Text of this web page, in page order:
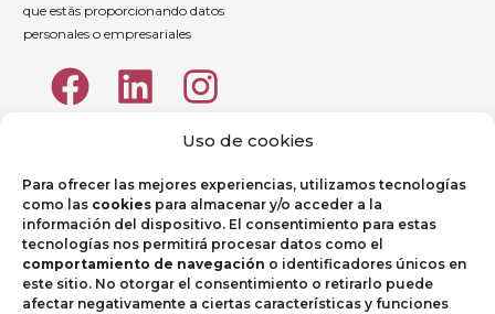
Uso de cookies
Para ofrecer las mejores experiencias, utilizamos tecnologías
como las cookies para almacenar y/o acceder a la
información del dispositivo. El consentimiento para estas
tecnologías nos permitirá procesar datos como el
comportamiento de navegación o identificadores únicos en
este sitio. No otorgar el consentimiento o retirarlo puede
afectar negativamente a ciertas características y funciones
que estás proporcionando datos
personales o empresariales